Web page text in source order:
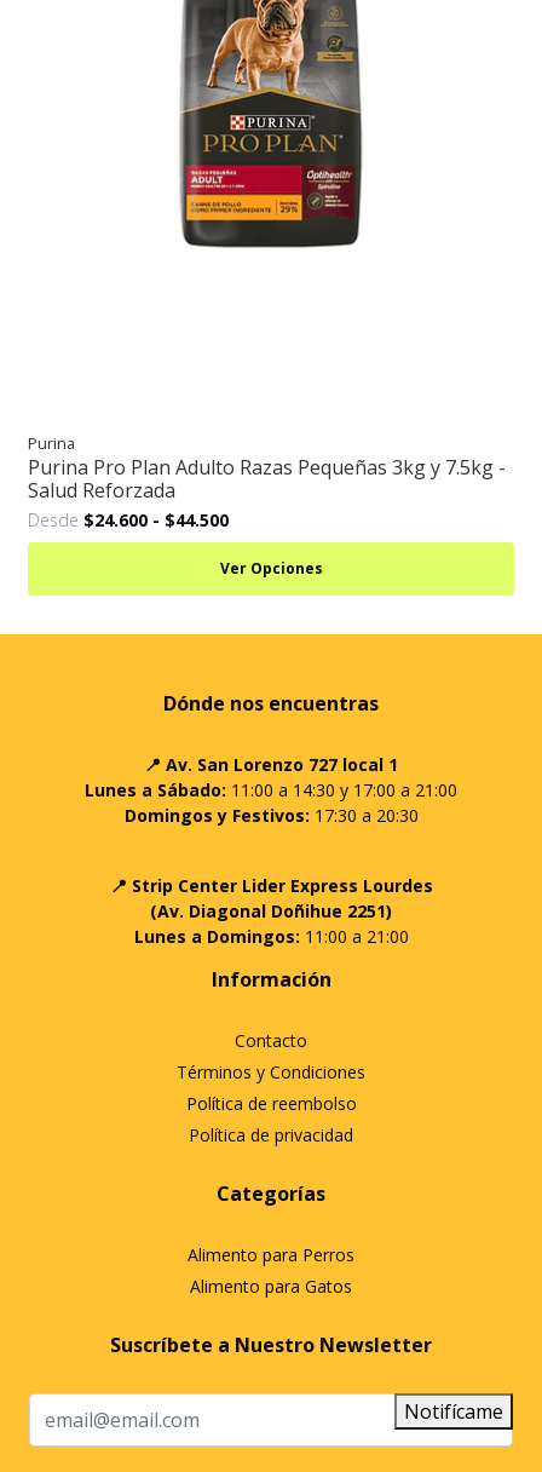
Purina
Purina Pro Plan Adulto Razas Pequeñas 3kg y 7.5kg -
Salud Reforzada
Desde $24.600 - $44.500
Ver Opciones
Dónde nos encuentras
📍 Av. San Lorenzo 727 local 1
Lunes a Sábado: 11:00 a 14:30 y 17:00 a 21:00
Domingos y Festivos: 17:30 a 20:30
📍 Strip Center Lider Express Lourdes
(Av. Diagonal Doñihue 2251)
Lunes a Domingos: 11:00 a 21:00
Información
Contacto
Términos y Condiciones
Política de reembolso
Política de privacidad
Categorías
Alimento para Perros
Alimento para Gatos
Suscríbete a Nuestro Newsletter
Notifícame